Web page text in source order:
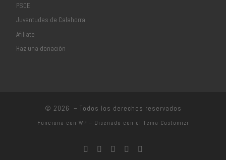
PSOE
Juventudes de Calahorra
Afiliate
Haz una donación
© 2026 – Todos los derechos reservados
Funciona con WP – Diseñado con el Tema Customizr